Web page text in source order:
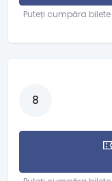
Puteți cumpăra
8